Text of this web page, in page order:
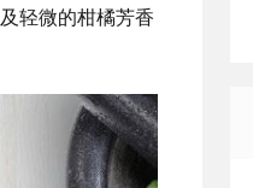
轻微的柑橘芳香